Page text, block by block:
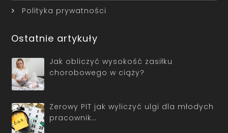
Polityka prywatności
Ostatnie artykuły
Jak obliczyć wysokość zasiłku
chorobowego w ciąży?
Zerowy PIT jak wyliczyć ulgi dla młodych
pracownik…